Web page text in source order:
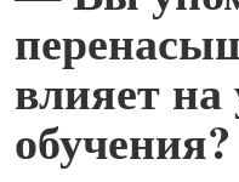
влияет
обучения?